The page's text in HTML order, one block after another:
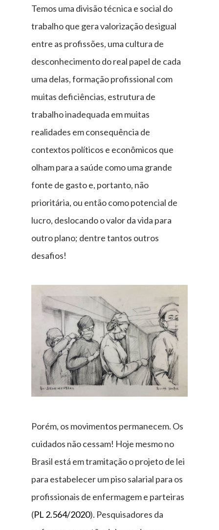
Temos uma divisão técnica e social do
trabalho que gera valorização desigual
entre as profissões, uma cultura de
desconhecimento do real papel de cada
uma delas, formação profissional com
muitas deficiências, estrutura de
trabalho inadequada em muitas
realidades em consequência de
contextos políticos e econômicos que
olham para a saúde como uma grande
fonte de gasto e, portanto, não
prioritária, ou então como potencial de
lucro, deslocando o valor da vida para
outro plano; dentre tantos outros
desafios!
Porém, os movimentos permanecem. Os
cuidados não cessam! Hoje mesmo no
Brasil está em tramitação o projeto de lei
para estabelecer um piso salarial para os
profissionais de enfermagem e parteiras
(PL 2.564/2020). Pesquisadores da